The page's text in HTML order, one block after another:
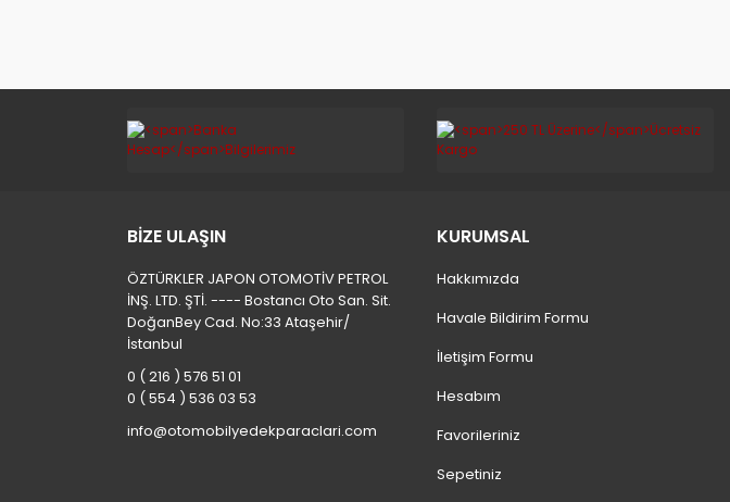
BİZE ULAŞIN
ÖZTÜRKLER JAPON OTOMOTİV PETROL
İNŞ. LTD. ŞTİ. ---- Bostancı Oto San. Sit.
DoğanBey Cad. No:33 Ataşehir/
İstanbul
0 ( 216 ) 576 51 01
0 ( 554 ) 536 03 53
info@otomobilyedekparaclari.com
KURUMSAL
Hakkımızda
Havale Bildirim Formu
İletişim Formu
Hesabım
Favorileriniz
Sepetiniz